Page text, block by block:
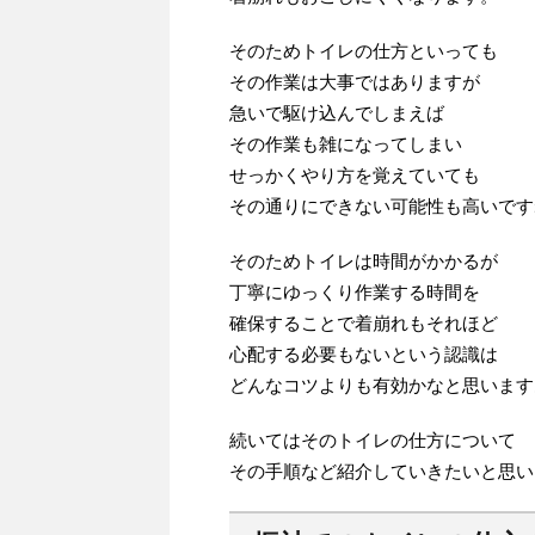
そのためトイレの仕方といっても
その作業は大事ではありますが
急いで駆け込んでしまえば
その作業も雑になってしまい
せっかくやり方を覚えていても
その通りにできない可能性も高いです
そのためトイレは時間がかかるが
丁寧にゆっくり作業する時間を
確保することで着崩れもそれほど
心配する必要もないという認識は
どんなコツよりも有効かなと思います
続いてはそのトイレの仕方について
その手順など紹介していきたいと思い